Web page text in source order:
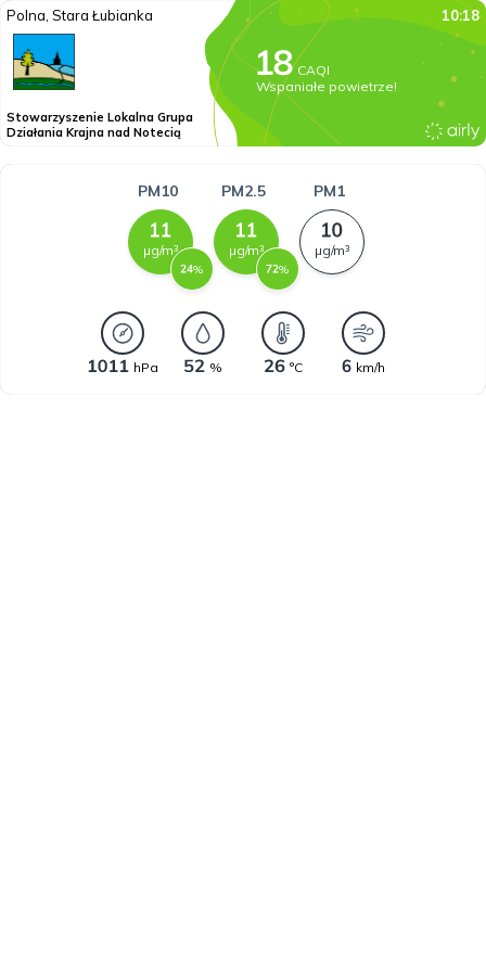
Polna, Stara Łubianka 10:18
CAQI
Wspaniałe powietrze!
Stowarzyszenie Lokalna Grupa
Działania Krajna nad Notecią
PM10
µg/m³
%
PM2.5
µg/m³
%
PM1
µg/m³
hPa % °C km/h